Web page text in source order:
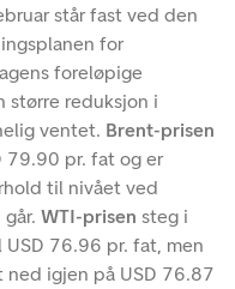
står fast ved den
for
foreløpige
større reduksjon i
ventet. Brent-prisen
79.90 pr. fat og er
til nivået ved
WTI-prisen steg i
76.96 pr. fat, men
ned igjen på USD 76.87